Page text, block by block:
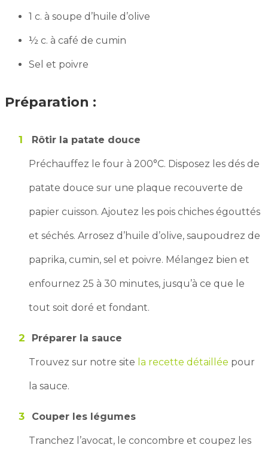
1 c. à soupe d’huile d’olive
½ c. à café de cumin
Sel et poivre
Préparation :
Rôtir la patate douce
Préchauffez le four à 200°C. Disposez les dés de
patate douce sur une plaque recouverte de
papier cuisson. Ajoutez les pois chiches égouttés
et séchés. Arrosez d’huile d’olive, saupoudrez de
paprika, cumin, sel et poivre. Mélangez bien et
enfournez 25 à 30 minutes, jusqu’à ce que le
tout soit doré et fondant.
Préparer la sauce
Trouvez sur notre site la recette détaillée pour
la sauce.
Couper les légumes
Tranchez l’avocat, le concombre et coupez les